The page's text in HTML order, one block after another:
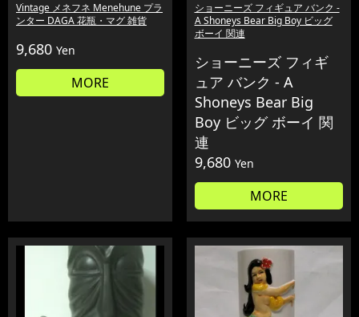
Vintage メネフネ Menehune プラ
ンター DAGA 花瓶・マグ 雑貨
9,680 Yen
MORE
ショーニーズ フィギュア バンク -
A Shoneys Bear Big Boy ビッグ
ボーイ 関連
ショーニーズ フィギ
ュア バンク - A
Shoneys Bear Big
Boy ビッグ ボーイ 関
連
9,680 Yen
MORE